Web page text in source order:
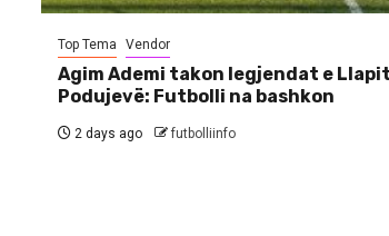
Top Tema Vendor
Agim Ademi takon legjendat e
Podujevë: Futbolli na bashkon
2 days ago futbolliinfo